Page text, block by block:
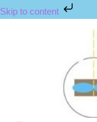
Skip to content
Skip
to